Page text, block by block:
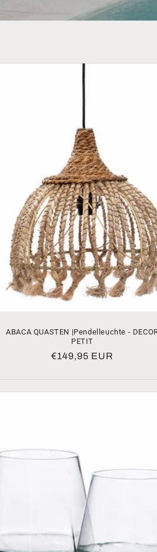
ABACA QUASTEN |Pendelleuchte -
PETIT
Normaler
€149,95 EUR